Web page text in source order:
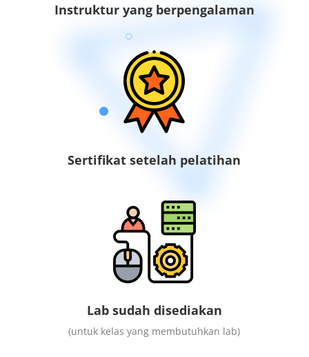
Instruktur yang berpengalaman
Sertifikat setelah pelatihan
Lab sudah disediakan
(untuk kelas yang membutuhkan lab)